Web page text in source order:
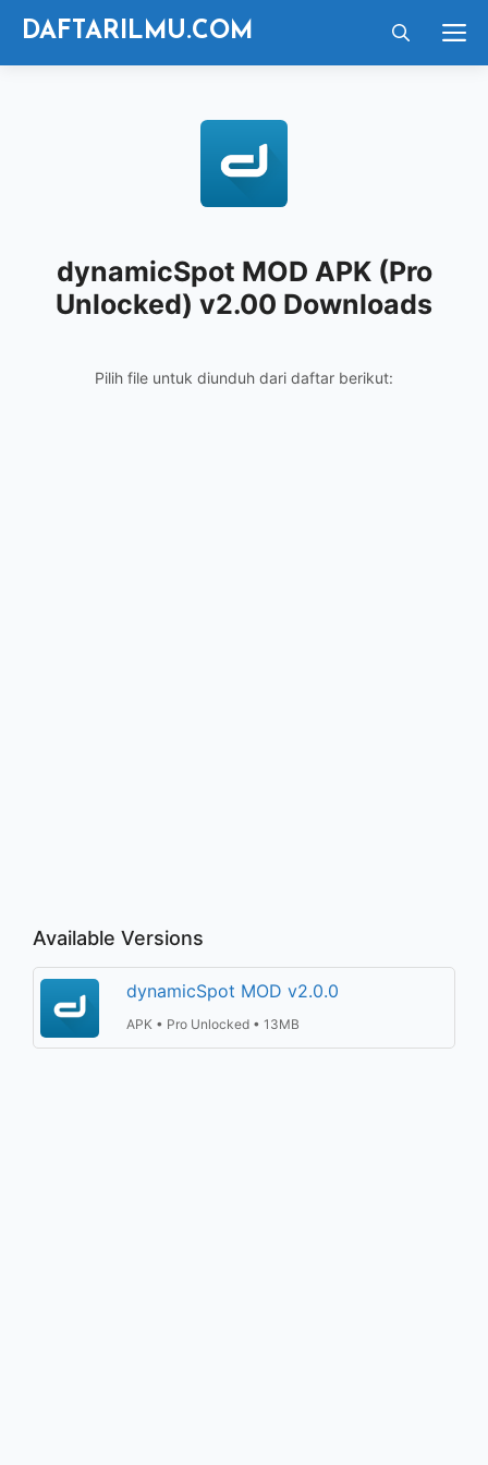
Langsung
DAFTARILMU.COM
dynamicSpot MOD APK (Pro
Unlocked) v2.00 Downloads
Pilih file untuk diunduh dari daftar berikut:
Available Versions
dynamicSpot MOD v2.0.0
APK • Pro Unlocked • 13MB